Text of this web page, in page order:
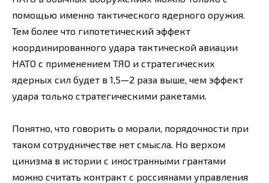
помощью именно тактического ядерного оружия.
Тем более что гипотетический эффект
координированного удара тактической авиации
НАТО с применением ТЯО и стратегических
ядерных сил будет в 1,5—2 раза выше, чем эффект
удара только стратегическими ракетами.
Понятно, что говорить о морали, порядочности при
таком сотрудничестве нет смысла. Но верхом
цинизма в истории с иностранными грантами
можно считать контракт с россиянами управления